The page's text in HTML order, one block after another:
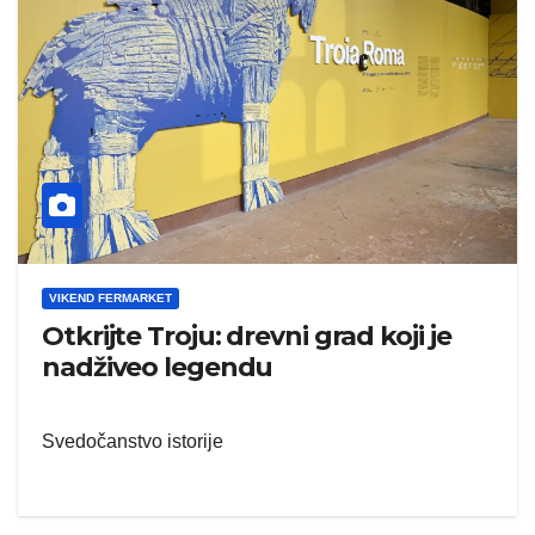
VIKEND FERMARKET
Otkrijte Troju: drevni grad koji je
nadživeo legendu
Svedočanstvo istorije